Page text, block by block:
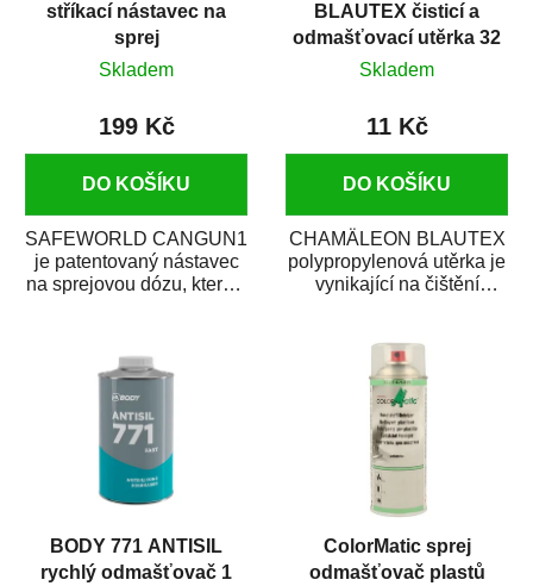
stříkací nástavec na
sprej
Skladem
199 Kč
DO KOŠÍKU
SAFEWORLD CANGUN1
je patentovaný nástavec
na sprejovou dózu, který ji
BLAUTEX čisticí a
odmašťovací utěrka 32
x 40 cm
Skladem
11 Kč
DO KOŠÍKU
CHAMÄLEON BLAUTEX
polypropylenová utěrka je
vynikající na čištění
BODY 771 ANTISIL
rychlý odmašťovač 1
ColorMatic sprej
odmašťovač plastů